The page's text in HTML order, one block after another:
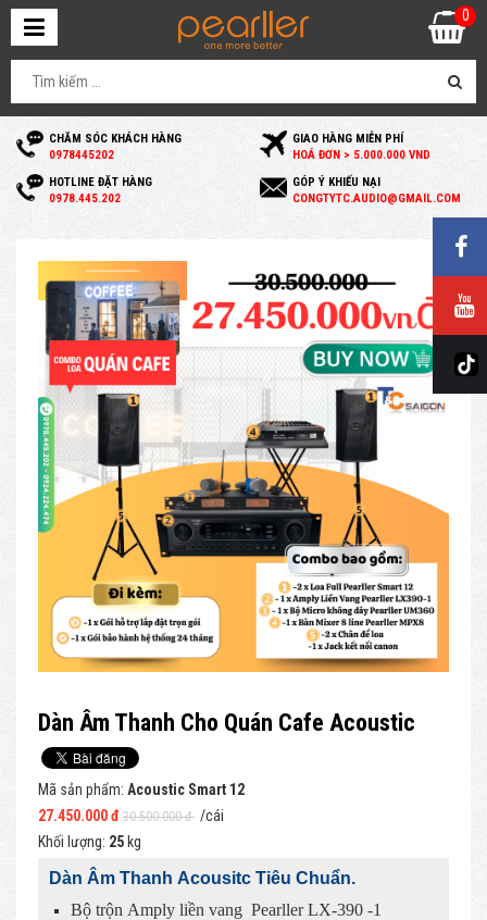
CHĂM SÓC KHÁCH HÀNG
0978445202
GIAO HÀNG MIỄN PHÍ
HOÁ ĐƠN > 5.000.000 VND
HOTLINE ĐẶT HÀNG
0978.445.202
GÓP Ý KHIẾU NẠI
CONGTYTC.AUDIO@GMAIL.COM
0
Dàn Âm Thanh Cho Quán Cafe Acoustic
Mã sản phẩm: Acoustic Smart 12
27.450.000 đ 30.500.000 đ /cái
Khối lượng: 25 kg
Dàn Âm Thanh Acousitc Tiêu Chuẩn.
Bộ trộn Amply liền vang Pearller LX-390 -1